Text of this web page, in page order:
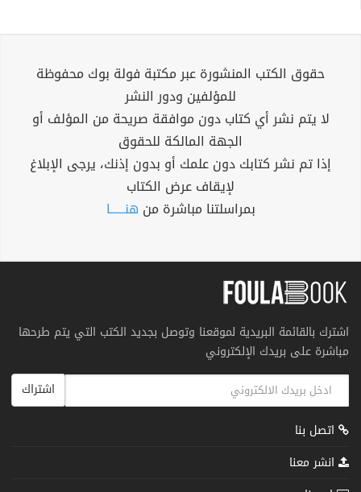
حقوق الكتب المنشورة عبر مكتبة فولة بوك محفوظة
للمؤلفين ودور النشر
لا يتم نشر أي كتاب دون موافقة صريحة من المؤلف أو
الجهة المالكة للحقوق
إذا تم نشر كتابك دون علمك أو بدون إذنك، يرجى الإبلاغ
لإيقاف عرض الكتاب
بمراسلتنا مباشرة من هنــــــا
اشترك بالقائمة البريدية لموقعنا وتوصل بجديد الكتب التي يتم طرحها
مباشرة على بريدك الإلكتروني
اشتراك
اتصل بنا
انشر معنا